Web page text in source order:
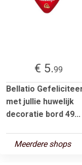
€ 5.99
Bellatio
met jullie huwelijk
decoratie bord 49...
Meerdere shops